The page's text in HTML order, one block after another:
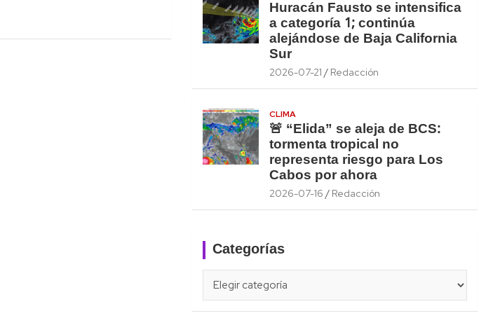
Huracán Fausto se intensifica
a categoría 1; continúa
alejándose de Baja California
Sur
2026-07-21 Redacción
CLIMA
🚨 “Elida” se aleja de BCS:
tormenta tropical no
representa riesgo para Los
Cabos por ahora
2026-07-16 Redacción
Categorías